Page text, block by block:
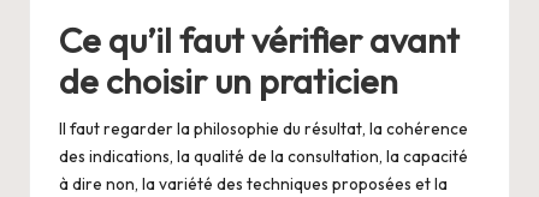
Ce qu’il faut vérifier avant
de choisir un praticien
Il faut regarder la philosophie du résultat, la cohérence
des indications, la qualité de la consultation, la capacité
à dire non, la variété des techniques proposées et la